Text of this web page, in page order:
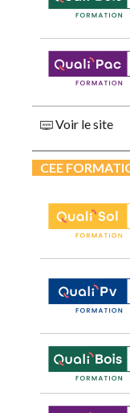
Voir le site
CEE